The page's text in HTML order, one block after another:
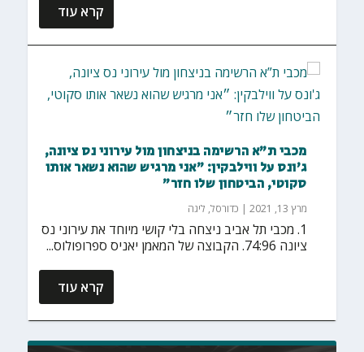
קרא עוד
מכבי ת”א הרשימה בניצחון מול עירוני נס ציונה,
ג'ונס על ווילבקין: ״אני מרגיש שהוא נשאר אותו
סקוטי, הביטחון שלו חזר״
מרץ 13, 2021 | כדורסל, ליגה
1. מכבי תל אביב ניצחה בלי קושי מיוחד את עירוני נס
ציונה 74:96. הקבוצה של המאמן יאניס ספרופולוס...
קרא עוד